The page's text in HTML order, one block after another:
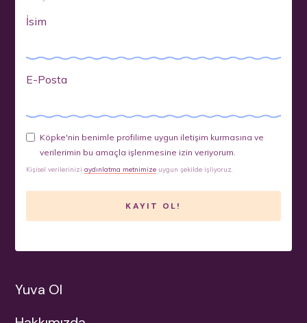
İsim
E-Posta
Köpke'nin benimle profilime uygun iletişim kurmasına ve
verilerimin bu amaçla işlenmesine izin veriyorum.
Kişisel verileriniziaydınlatma metnimize uygun şekilde işliyoruz.
Yuva Ol